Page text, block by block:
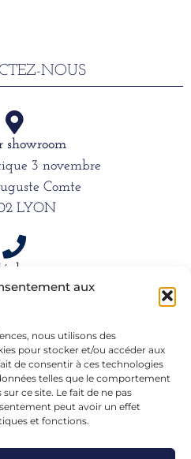
aux
nous utilisons des
pour stocker et/ou accéder aux
de consentir à ces technologies
telles que le comportement
ce site. Le fait de ne pas
peut avoir un effet
et fonctions.
NOUS
showroom
3 novembre
Comte
LYON
61 39 66
Mail